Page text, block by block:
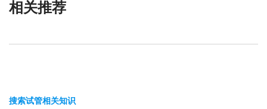
相关推荐
搜索试管相关知识